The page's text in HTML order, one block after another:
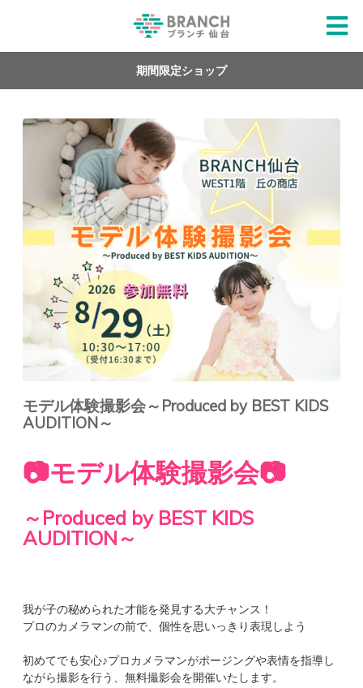
期間限定ショップ
モデル体験撮影会～Produced by BEST KIDS
AUDITION～
📷モデル体験撮影会📷
～Produced by BEST KIDS
AUDITION～
我が子の秘められた才能を発見する大チャンス！
プロのカメラマンの前で、個性を思いっきり表現しよう
初めてでも安心♪プロカメラマンがポージングや表情を指導し
ながら撮影を行う、無料撮影会を開催いたします。